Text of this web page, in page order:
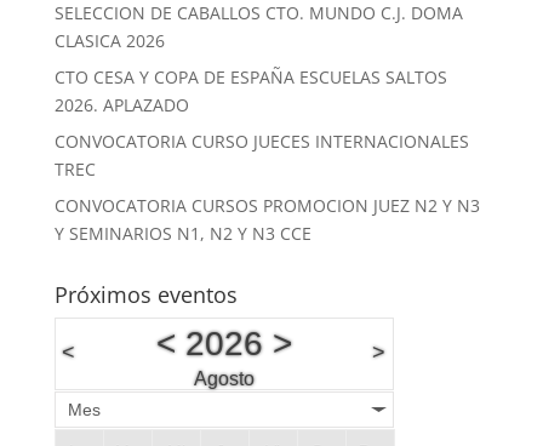
SELECCION DE CABALLOS CTO. MUNDO C.J. DOMA
CLASICA 2026
CTO CESA Y COPA DE ESPAÑA ESCUELAS SALTOS
2026. APLAZADO
CONVOCATORIA CURSO JUECES INTERNACIONALES
TREC
CONVOCATORIA CURSOS PROMOCION JUEZ N2 Y N3
Y SEMINARIOS N1, N2 Y N3 CCE
Próximos eventos
< < 2026>
Agosto
>
Mes